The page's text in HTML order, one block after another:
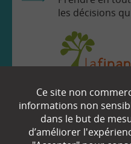
les décisions
EN
Ce site non
informations non
dans le but de
d’améliorer